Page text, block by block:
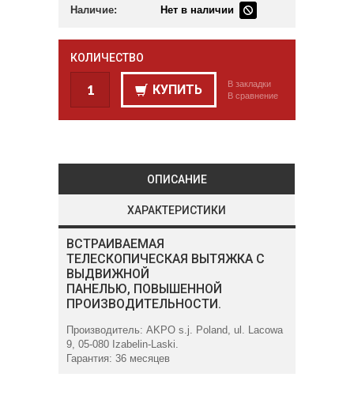
Наличие:
Нет в наличии
КОЛИЧЕСТВО
КУПИТЬ
В закладки
В сравнение
ОПИСАНИЕ
ХАРАКТЕРИСТИКИ
ВСТРАИВАЕМАЯ
ТЕЛЕСКОПИЧЕСКАЯ ВЫТЯЖКА С
ВЫДВИЖНОЙ
ПАНЕЛЬЮ, ПОВЫШЕННОЙ
ПРОИЗВОДИТЕЛЬНОСТИ.
Производитель: AKPO s.j. Poland, ul. Lacowa
9, 05-080 Izabelin-Laski.
Гарантия: 36 месяцев